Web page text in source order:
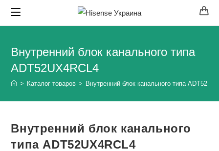
Внутренний блок канального типа
ADT52UX4RCL4
> Каталог товаров > Внутренний блок канального типа
Внутренний блок канального
типа ADT52UX4RCL4